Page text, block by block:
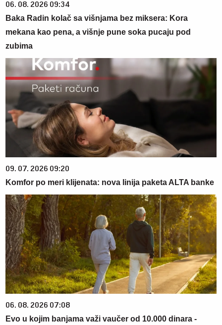
06. 08. 2026 09:34
Baka Radin kolač sa višnjama bez miksera: Kora
mekana kao pena, a višnje pune soka pucaju pod
zubima
09. 07. 2026 09:20
Komfor po meri klijenata: nova linija paketa ALTA banke
06. 08. 2026 07:08
Evo u kojim banjama važi vaučer od 10.000 dinara -